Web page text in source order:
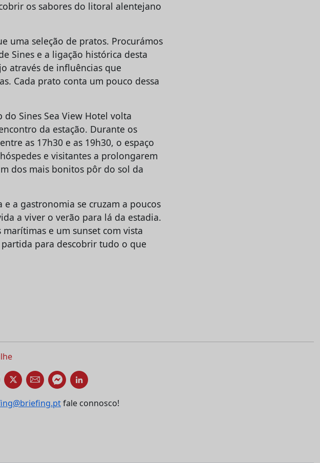
os sabores do litoral alentejano
uma seleção de pratos. Procurámos
Sines e a ligação histórica desta
através de influências que
Cada prato conta um pouco dessa
Sines Sea View Hotel volta
da estação. Durante os
as 17h30 e as 19h30, o espaço
e visitantes a prolongarem
dos mais bonitos pôr do sol da
a gastronomia se cruzam a poucos
a viver o verão para lá da estadia.
e um sunset com vista
para descobrir tudo o que
fale connosco!